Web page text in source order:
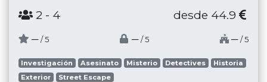
2 - 4 desde 44.9
─ / 5 ─ / 5 ─ / 5
Investigación Asesinato Misterio Detectives
Historia
Exterior
Street Escape